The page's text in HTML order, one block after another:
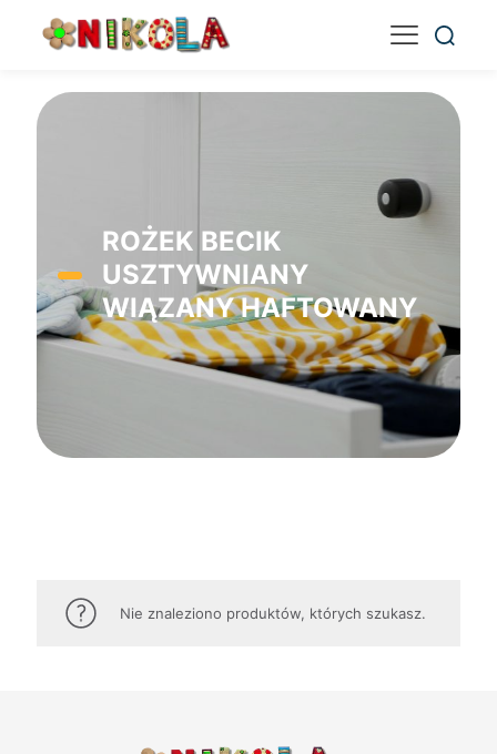
ROŻEK BECIK
USZTYWNIANY
WIĄZANY HAFTOWANY
Nie znaleziono produktów, których szukasz.